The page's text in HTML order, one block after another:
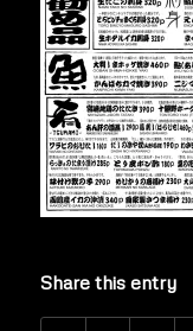
Share this entry